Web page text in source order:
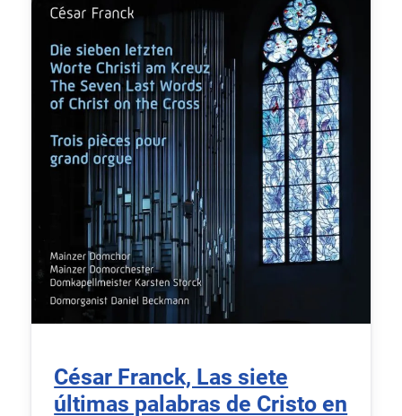
César Franck, Las siete
últimas palabras de Cristo en